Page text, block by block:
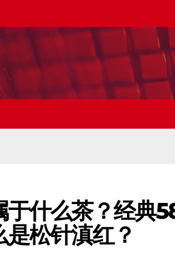
于什么茶？经典
松针滇红？